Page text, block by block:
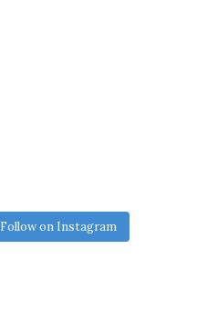
Follow on Instagram